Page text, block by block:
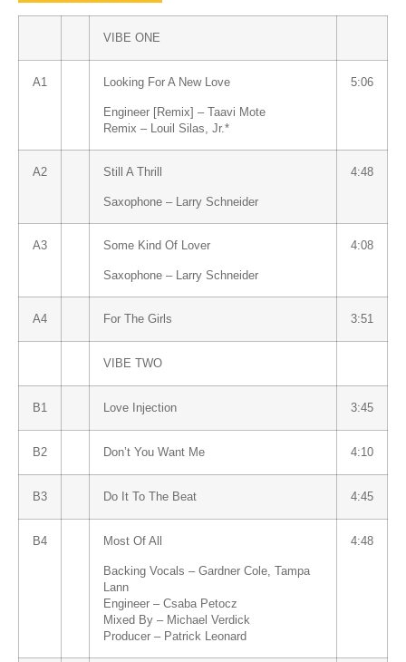
VIBE ONE
A1 Looking For A New Love
Engineer [Remix] – Taavi Mote
Remix –
Louil Silas, Jr. *
5:06
A2 Still A Thrill
Saxophone – Larry Schneider
4:48
A3 Some Kind Of Lover
Saxophone – Larry Schneider
4:08
A4 For The Girls 3:51
VIBE TWO
B1 Love Injection 3:45
B2 Don’t You Want Me 4:10
B3 Do It To The Beat 4:45
B4 Most Of All
Backing Vocals – Gardner Cole Tampa
Lann
Engineer – Csaba Petocz
Mixed By – Michael Verdick
Producer – Patrick Leonard
4:48